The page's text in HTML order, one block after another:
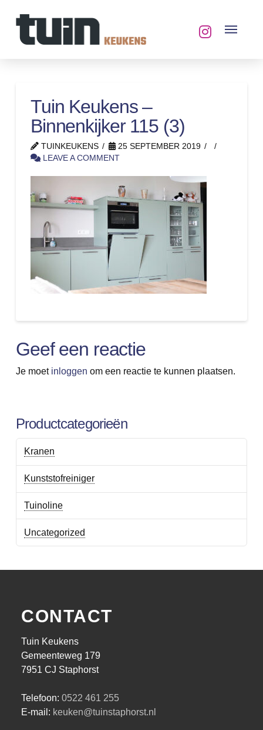
Tuin Keukens –
Binnenkijker 115 (3)
TUINKEUKENS
25 SEPTEMBER 2019
LEAVE A COMMENT
Geef een reactie
Je moet inloggen om een reactie te kunnen plaatsen.
Productcategorieën
Kranen
Kunststofreiniger
Tuinoline
Uncategorized
CONTACT
Tuin Keukens
Gemeenteweg 179
7951 CJ Staphorst
Telefoon: 0522 461 255
E-mail: keuken@tuinstaphorst.nl